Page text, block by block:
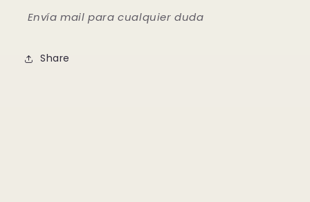
Envía mail para cualquier duda
Share